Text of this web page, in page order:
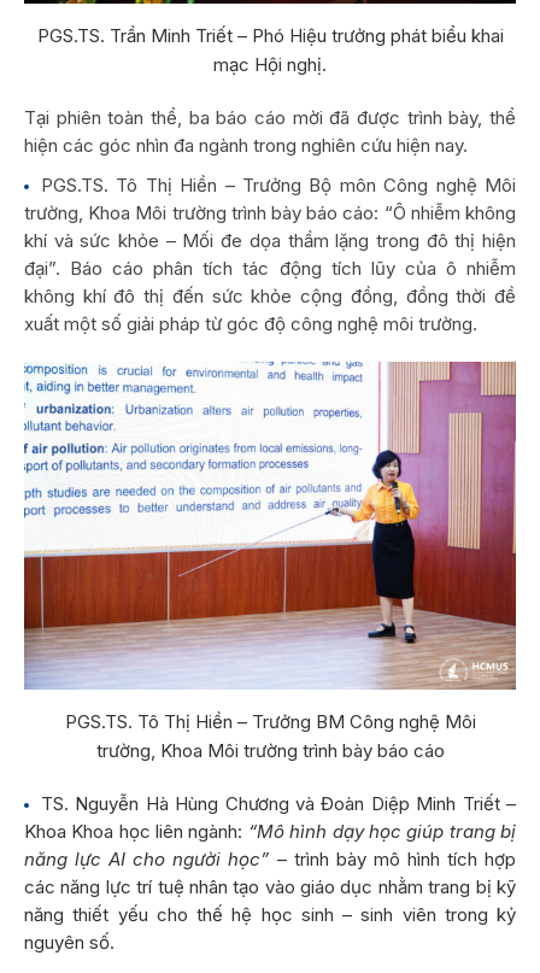
PGS.TS. Trần Minh Triết – Phó Hiệu trưởng phát biểu khai
mạc Hội nghị.
Tại phiên toàn thể, ba báo cáo mời đã được trình bày, thể
hiện các góc nhìn đa ngành trong nghiên cứu hiện nay.
PGS.TS. Tô Thị Hiền – Trưởng Bộ môn Công nghệ Môi
trường, Khoa Môi trường trình bày báo cáo: “Ô nhiễm không
khí và sức khỏe – Mối đe dọa thầm lặng trong đô thị hiện
đại”. Báo cáo phân tích tác động tích lũy của ô nhiễm
không khí đô thị đến sức khỏe cộng đồng, đồng thời đề
xuất một số giải pháp từ góc độ công nghệ môi trường.
PGS.TS. Tô Thị Hiền – Trưởng BM Công nghệ Môi
trường, Khoa Môi trường trình bày báo cáo
TS. Nguyễn Hà Hùng Chương và Đoàn Diệp Minh Triết –
Khoa Khoa học liên ngành: “Mô hình dạy học giúp trang bị
năng lực AI cho người học” – trình bày mô hình tích hợp
các năng lực trí tuệ nhân tạo vào giáo dục nhằm trang bị kỹ
năng thiết yếu cho thế hệ học sinh – sinh viên trong kỷ
nguyên số.